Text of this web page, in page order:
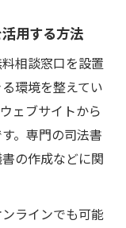
用する方法
相談窓口を設置
環境を整えてい
ェブサイトから
。専門の司法書
の作成などに関
ラインでも可能